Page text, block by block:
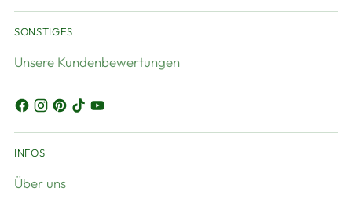
SONSTIGES
Unsere Kundenbewertungen
INFOS
Über uns